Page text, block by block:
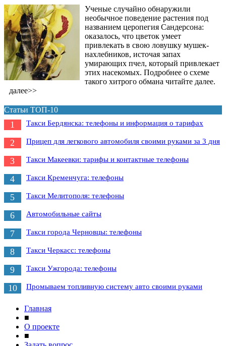
Ученые случайно обнаружили
необычное поведение растения под
названием церопегия Сандерсона:
оказалось, что цветок умеет
привлекать в свою ловушку мушек-
нахлебников, источая запах
умирающих пчел, который привлекает
этих насекомых. Подробнее о схеме
такого хитрого обмана читайте далее.
далее>>
Статьи ТОП-10
1 Такси Бердянска: телефоны и информация о тарифах
2 Прицеп для легкового автомобиля своими руками за 3 дня
3 Такси Макеевки: тарифы и контактные телефоны
4 Такси Кременчуга: телефоны
5 Такси Мелитополя: телефоны
6 Автомобильные сайты
7 Такси города Черновцы: телефоны
8 Такси Черкасс: телефоны
9 Такси Ужгорода: телефоны
10 Промываем топливную систему авто своими руками
Главная
■
О проекте
■